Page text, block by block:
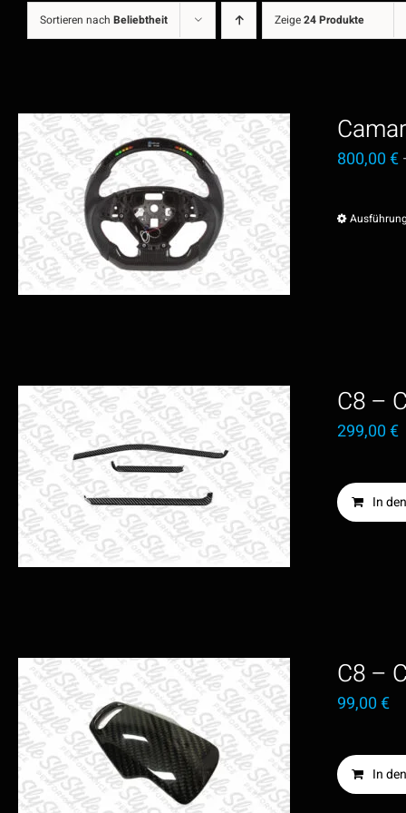
Sortieren nach Beliebtheit Zeige24 Produkte
800,00€
C8 –
299,00€
In
C8 –
99,00€
In